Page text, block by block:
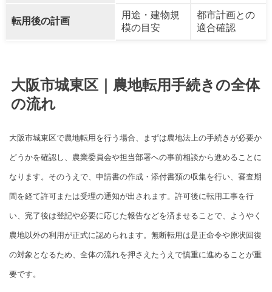
転用後の計画
用途・建物規
模の目安
都市計画との
適合確認
大阪市城東区｜農地転用手続きの全体
の流れ
大阪市城東区で農地転用を行う場合、まずは農地法上の手続きが必要か
どうかを確認し、農業委員会や担当部署への事前相談から進めることに
なります。そのうえで、申請書の作成・添付書類の収集を行い、審査期
間を経て許可または受理の通知が出されます。許可後に転用工事を行
い、完了後は登記や必要に応じた報告などを済ませることで、ようやく
農地以外の利用が正式に認められます。無断転用は是正命令や原状回復
の対象となるため、全体の流れを押さえたうえで慎重に進めることが重
要です。